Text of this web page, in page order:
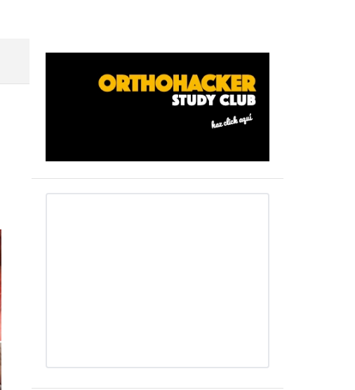
Barra
primaria